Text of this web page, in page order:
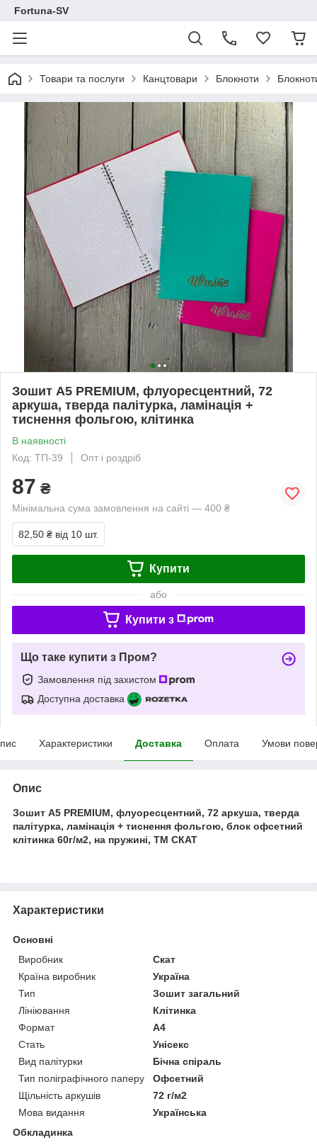
Fortuna-SV
Товари та послуги Канцтовари Блокноти
Зошит А5 PREMIUM, флуоресцентний, 72
аркуша, тверда палітурка, ламінація +
тиснення фольгою, клітинка
В наявності
Код: ТП-39
Опт і роздріб
87 ₴
Мінімальна сума замовлення на сайті — 400 ₴
82,50 ₴ від 10 шт.
Купити
або
Купити з
Що таке купити з Пром?
Замовлення під захистом
Доступна доставка
Характеристики Доставка Оплата Умови
Опис
Зошит А5 PREMIUM, флуоресцентний, 72 аркуша, тверда
палітурка, ламінація + тиснення фольгою, блок офсетний
клітинка 60г/м2, на пружині, ТМ СКАТ
Характеристики
Основні
Виробник
Скат
Країна виробник
Україна
Тип
Зошит загальний
Лініювання
Клітинка
Формат
A4
Стать
Унісекс
Вид палітурки
Бічна спіраль
Тип поліграфічного паперу
Офсетний
Щільність аркушів
72 г/м2
Мова видання
Українська
Обкладинка